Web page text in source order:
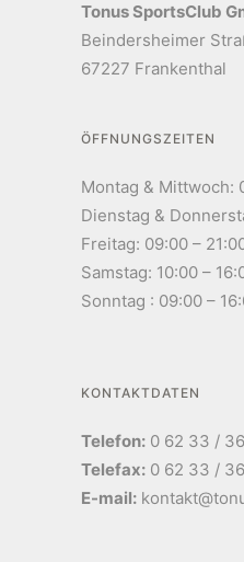
Tonus SportsClub
Beindersheimer
67227 Frankenthal
ÖFFNUNGSZEITEN
Montag & Mittwoch:
Dienstag &
Freitag: 09:00 –
Samstag: 10:00 –
Sonntag : 09:00 –
KONTAKTDATEN
Telefon: 0 62 33 /
Telefax: 0 62 33 /
E-mail: